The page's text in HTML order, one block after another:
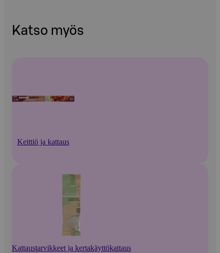
Katso myös
Keittiö ja kattaus
Kattaustarvikkeet ja kertakäyttökattaus